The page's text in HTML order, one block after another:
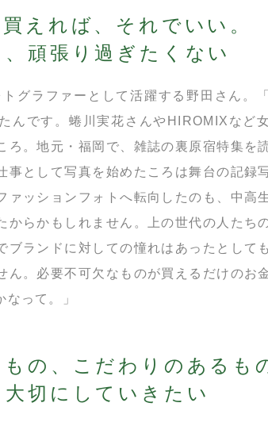
えれば、それでいい。
頑張り過ぎたくない
グラファーとして活躍する野田さん。
んです。蜷川実花さんやHIROMIXなど
ろ。地元・福岡で、雑誌の裏原宿特集を
事として写真を始めたころは舞台の記録
ァッションフォトへ転向したのも、中高
からかもしれません。上の世代の人たち
ブランドに対しての憧れはあったとして
ん。必要不可欠なものが買えるだけのお
って。」
の、こだわりのあるも
切にしていきたい